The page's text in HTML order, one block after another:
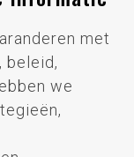
met
beleid,
we